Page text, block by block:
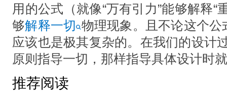
用的公式（就像“万有引力”能够解释“
够解释一切 物理现象。且不论这个
应该也是极其复杂的。在我们的设计
原则指导一切，那样指导具体设计时
推荐阅读